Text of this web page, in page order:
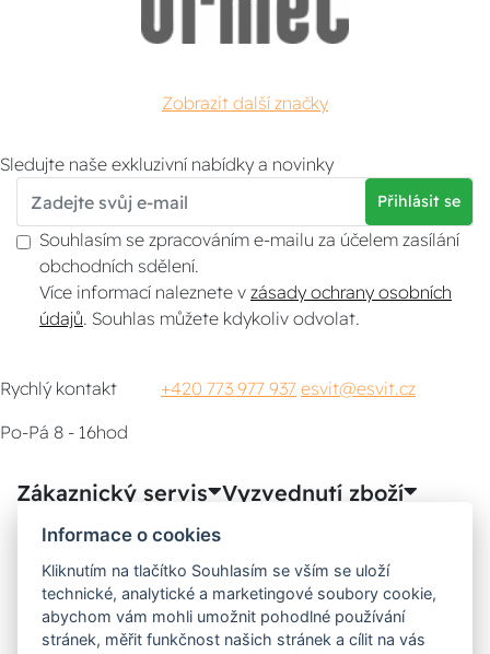
Zobrazit další značky
Sledujte naše exkluzivní nabídky a novinky
Přihlásit se
Souhlasím se zpracováním e-mailu za účelem zasílání
obchodních sdělení.
Více informací naleznete v zásady ochrany osobních
údajů . Souhlas můžete kdykoliv odvolat.
Rychlý kontakt +420 773 977 937 esvit@esvit.cz
Po-Pá 8 - 16hod
Zákaznický servis Vyzvednutí zboží
Poradna
Možnosti dopravy
Informace o cookies
Kliknutím na tlačítko Souhlasím se vším se uloží
technické, analytické a marketingové soubory cookie,
abychom vám mohli umožnit pohodlné používání
stránek, měřit funkčnost našich stránek a cílit na vás